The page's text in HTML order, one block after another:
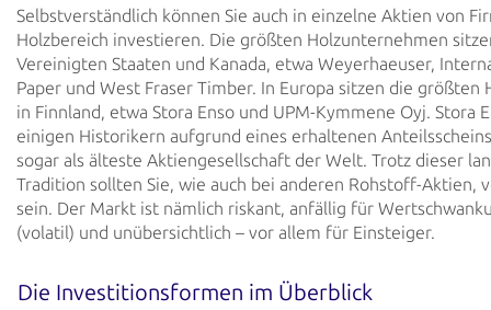
Selbstverständlich können Sie auch in einzelne Aktien von
Holzbereich investieren. Die größten Holzunternehmen
Vereinigten Staaten und Kanada, etwa Weyerhaeuser,
Paper und West Fraser Timber. In Europa sitzen die größten
in Finnland, etwa Stora Enso und UPM-Kymmene Oyj. Stora
einigen Historikern aufgrund eines erhaltenen
sogar als älteste Aktiengesellschaft der Welt. Trotz dieser
Tradition sollten Sie, wie auch bei anderen Rohstoff-Aktien,
sein. Der Markt ist nämlich riskant, anfällig für
(volatil) und unübersichtlich – vor allem für Einsteiger.
Die Investitionsformen im Überblick